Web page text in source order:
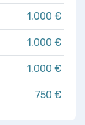
1.000 €
1.000 €
1.000 €
750 €